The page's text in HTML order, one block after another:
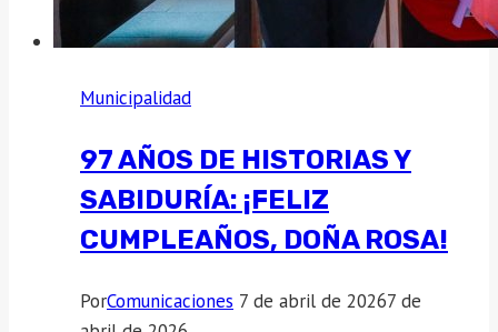
Municipalidad
97 AÑOS DE HISTORIAS Y
SABIDURÍA: ¡FELIZ
CUMPLEAÑOS, DOÑA ROSA!
PorComunicaciones 7 de abril de 20267 de